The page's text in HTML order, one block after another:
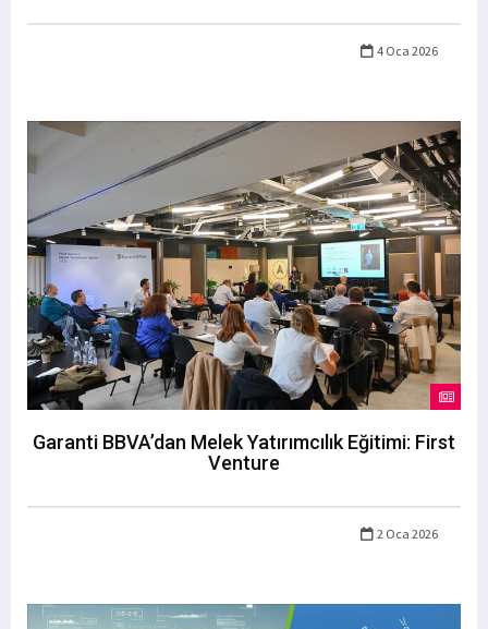
4 Oca 2026
Garanti BBVA’dan Melek Yatırımcılık Eğitimi: First
Venture
2 Oca 2026